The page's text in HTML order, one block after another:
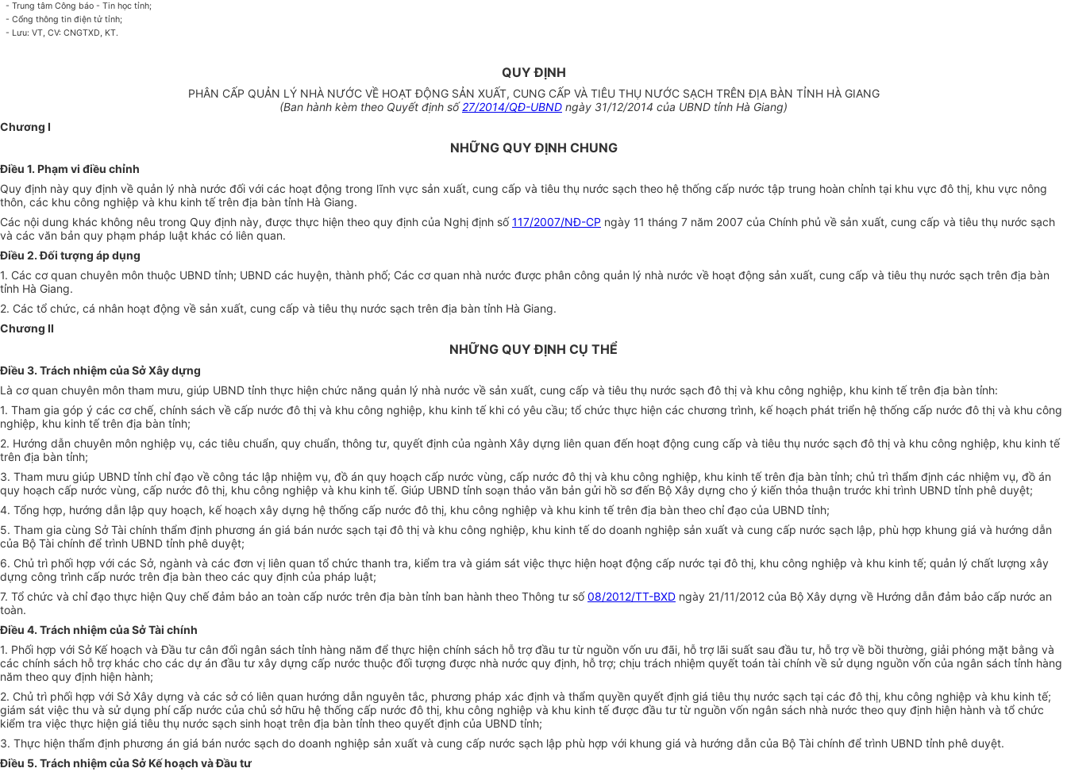
- Trung tâm Công báo - Tin học tỉnh;
- Cổng thông tin điện tử tỉnh;
- Lưu: VT, CV: CNGTXD, KT.
QUY ĐỊNH
PHÂN CẤP QUẢN LÝ NHÀ NƯỚC VỀ HOẠT ĐỘNG SẢN XUẤT, CUNG CẤP VÀ TIÊU THỤ NƯỚC SẠCH TRÊN ĐỊA BÀN TỈNH HÀ GIANG
(Ban hành kèm theo Quyết định số 27/2014/QĐ-UBND ngày 31/12/2014 của UBND tỉnh Hà Giang)
Chương I
NHỮNG QUY ĐỊNH CHUNG
Điều 1. Phạm vi điều chỉnh
Quy định này quy định về quản lý nhà nước đối với các hoạt động trong lĩnh vực sản xuất, cung cấp và tiêu thụ nước sạch theo hệ thống cấp nước tập trung hoàn chỉnh tại khu vực đô thị, khu vực nông
thôn, các khu công nghiệp và khu kinh tế trên địa bàn tỉnh Hà Giang.
Các nội dung khác không nêu trong Quy định này, được thực hiện theo quy định của Nghị định số117/2007/NĐ-CP ngày 11 tháng 7 năm 2007 của Chính phủ về sản xuất, cung cấp và tiêu thụ nước sạch
và các văn bản quy phạm pháp luật khác có liên quan.
Điều 2. Đối tượng áp dụng
1. Các cơ quan chuyên môn thuộc UBND tỉnh; UBND các huyện, thành phố; Các cơ quan nhà nước được phân công quản lý nhà nước về hoạt động sản xuất, cung cấp và tiêu thụ nước sạch trên địa bàn
tỉnh Hà Giang.
2. Các tổ chức, cá nhân hoạt động về sản xuất, cung cấp và tiêu thụ nước sạch trên địa bàn tỉnh Hà Giang.
Chương II
NHỮNG QUY ĐỊNH CỤ THỂ
Điều 3. Trách nhiệm của Sở Xây dựng
Là cơ quan chuyên môn tham mưu, giúp UBND tỉnh thực hiện chức năng quản lý nhà nước về sản xuất, cung cấp và tiêu thụ nước sạch đô thị và khu công nghiệp, khu kinh tếtrên địa bàn tỉnh:
1. Tham gia góp ý các cơ chế, chính sách về cấp nước đô thị và khu công nghiệp, khu kinh tế khi có yêu cầu; tổ chức thực hiện các chương trình, kế hoạch phát triển hệ thống cấp nước đô thị và khu công
nghiệp, khu kinh tế trên địa bàn tỉnh;
2. Hướng dẫn chuyên môn nghiệp vụ, các tiêu chuẩn, quy chuẩn, thông tư, quyết định của ngành Xây dựng liên quan đến hoạt động cung cấp và tiêu thụ nước sạch đô thị và khu công nghiệp, khu kinh tế
trên địa bàn tỉnh;
3. Tham mưu giúp UBND tỉnh chỉ đạo về công tác lập nhiệm vụ, đồ án quy hoạch cấp nước vùng, cấp nước đô thị và khu công nghiệp, khu kinh tế trên địa bàn tỉnh; chủ trì thẩm định các nhiệm vụ, đồ án
quy hoạch cấp nước vùng, cấp nước đô thị, khu công nghiệp và khu kinh tế. Giúp UBND tỉnh soạn thảo văn bản gửi hồ sơ đến Bộ Xây dựng cho ý kiến thỏa thuận trước khi trình UBND tỉnh phê duyệt;
4. Tổng hợp, hướng dẫn lập quy hoạch, kế hoạch xây dựng hệ thống cấp nước đô thị, khu công nghiệp và khu kinh tế trên địa bàn theo chỉ đạo của UBND tỉnh;
5. Tham gia cùng Sở Tài chính thẩm định phương án giá bán nước sạch tại đô thị và khu công nghiệp, khu kinh tế do doanh nghiệp sản xuất và cung cấp nước sạch lập, phù hợp khung giá và hướng dẫn
của Bộ Tài chính để trình UBND tỉnh phê duyệt;
6. Chủ trì phối hợp với các Sở, ngành và các đơn vị liên quan tổ chức thanh tra, kiểm tra và giám sát việc thực hiện hoạt động cấp nước tại đô thị, khu công nghiệp và khu kinh tế; quản lý chất lượng xây
dựng công trình cấp nước trên địa bàn theo các quy định của pháp luật;
7. Tổ chức và chỉ đạo thực hiện Quy chế đảm bảo an toàn cấp nước trên địa bàn tỉnh ban hành theo Thông tư số08/2012/TT-BXD ngày 21/11/2012 của Bộ Xây dựng về Hướng dẫn đảm bảo cấp nước an
toàn.
Điều 4. Trách nhiệm của Sở Tài chính
1. Phối hợp với Sở Kế hoạch và Đầu tư cân đối ngân sách tỉnh hàng năm để thực hiện chính sách hỗ trợ đầu tư từ nguồn vốn ưu đãi, hỗ trợ lãi suất sau đầu tư, hỗ trợ về bồi thường, giải phóng mặt bằng và
các chính sách hỗ trợ khác cho các dự án đầu tư xây dựng cấp nước thuộc đối tượng được nhà nước quy định, hỗ trợ; chịu trách nhiệm quyết toán tài chính về sử dụng nguồn vốn của ngân sách tỉnh hàng
năm theo quy định hiện hành;
2. Chủ trì phối hợp với Sở Xây dựng và các sở có liên quan hướng dẫn nguyên tắc, phương pháp xác định và thẩm quyền quyết định giá tiêu thụ nước sạch tại các đô thị, khu công nghiệp và khu kinh tế;
giám sát việc thu và sử dụng phí cấp nước của chủ sở hữu hệ thống cấp nước đô thị, khu công nghiệp và khu kinh tế được đầu tư từ nguồn vốn ngân sách nhà nước theo quy định hiện hành và tổ chức
kiểm tra việc thực hiện giá tiêu thụ nước sạch sinh hoạt trên địa bàn tỉnh theo quyết định của UBND tỉnh;
3. Thực hiện thẩm định phương án giá bán nước sạch do doanh nghiệp sản xuất và cung cấp nước sạch lập phù hợp với khung giá và hướng dẫn của Bộ Tài chính để trình UBND tỉnh phê duyệt.
Điều 5. Trách nhiệm của Sở Kế hoạch và Đầu tư